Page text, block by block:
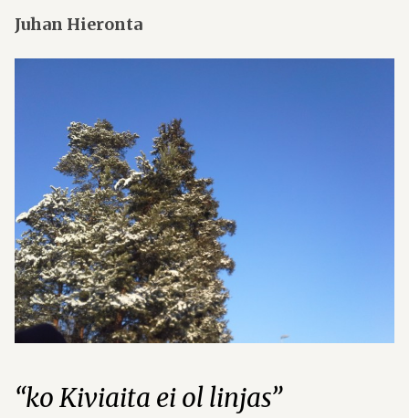
Juhan Hieronta
“ko Kiviaita ei ol linjas”